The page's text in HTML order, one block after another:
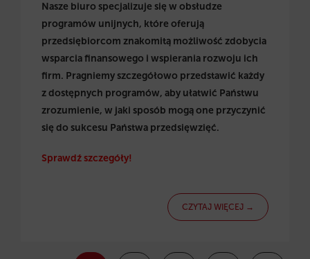
Nasze biuro specjalizuje się w obsłudze
programów unijnych, które oferują
przedsiębiorcom znakomitą możliwość zdobycia
wsparcia finansowego i wspierania rozwoju ich
firm. Pragniemy szczegółowo przedstawić każdy
z dostępnych programów, aby ułatwić Państwu
zrozumienie, w jaki sposób mogą one przyczynić
się do sukcesu Państwa przedsięwzięć.
Sprawdź szczegóły!
CZYTAJ WIĘCEJ →